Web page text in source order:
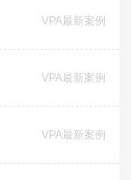
VPA最新案例
VPA最新案例
VPA最新案例